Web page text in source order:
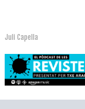
Juli Capella